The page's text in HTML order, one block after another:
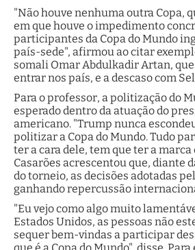
"Não houve nenhuma outra Copa,
em que houve o impedimento
participantes da Copa do Mundo
país-sede", afirmou ao citar
somali Omar Abdulkadir Artan,
entrar nos país, e a descaso com
Para o professor, a politização do
esperado dentro da atuação do
americano. "Trump nunca
politizar a Copa do Mundo. Tudo
ter a cara dele, tem que ter a marca
Casarões acrescentou que, diante
do torneio, as decisões adotadas
ganhando repercussão
"Eu vejo como algo muito
Estados Unidos, as pessoas não
sequer bem-vindas a participar